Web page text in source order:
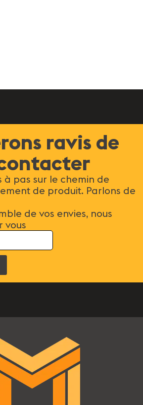
ravis de
à pas sur le chemin de
de produit. Parlons de
de vos envies, nous
vous